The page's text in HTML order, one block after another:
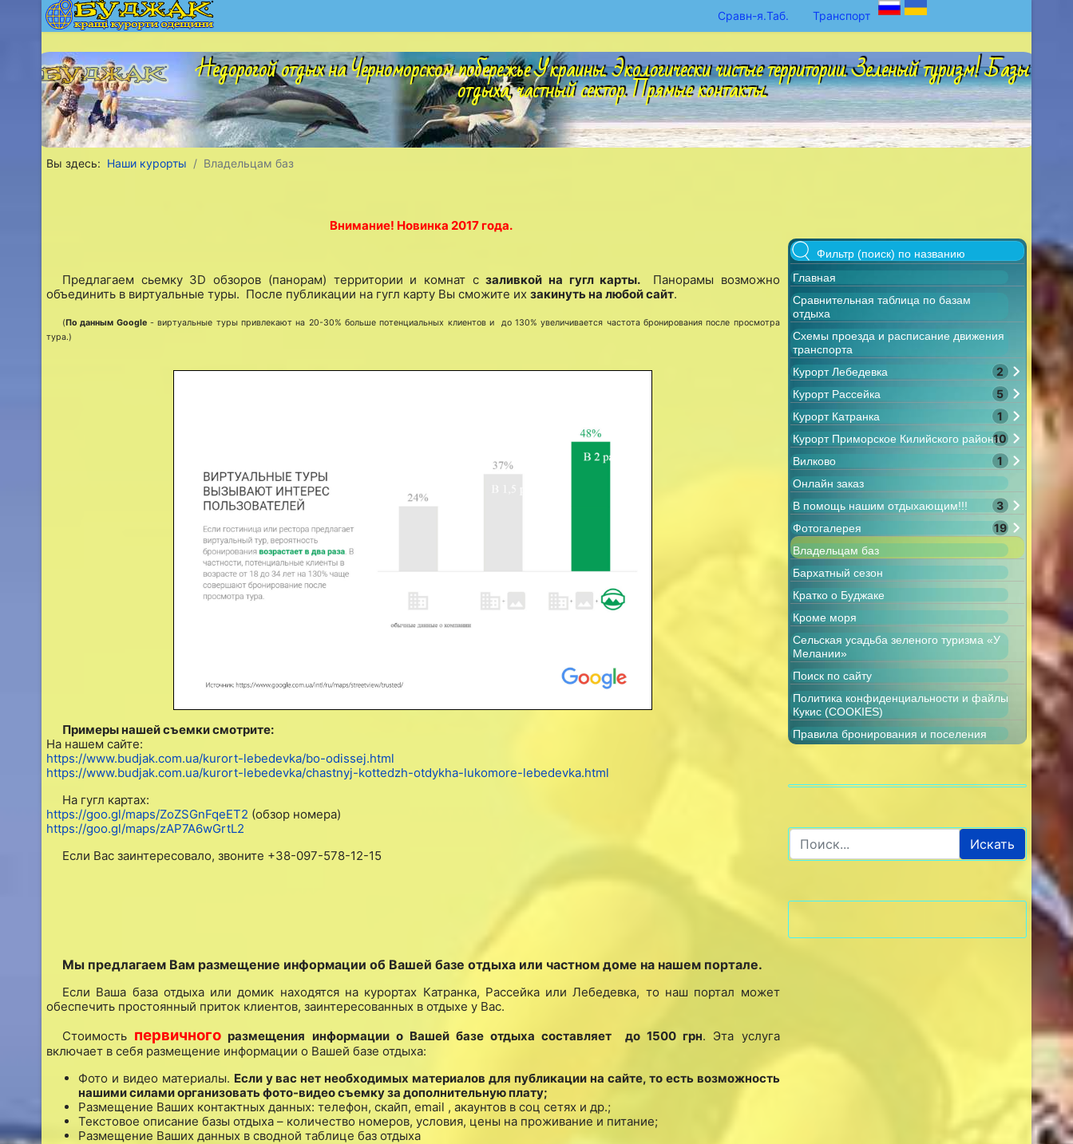
Сравн-я.Таб. Транспорт
Недорогой отдых на Черноморском побережье Украины. Экологически чистые территории. Зеленый туризм! Базы
отдыха, частный сектор. Прямые контакты.
Вы здесь: Наши курорты Владельцам баз
Внимание! Новинка 2017 года.
Предлагаем сьемку 3D обзоров (панорам) территории и комнат сзаливкой на гугл карты. Панорамы возможно
объединить в виртуальные туры. После публикации на гугл карту Вы сможите их закинуть на любой сайт.
(По данным Google- виртуальные туры привлекают на 20-30% больше потенциальных клиентов и до 130% увеличивается частота бронирования после просмотра
тура.)
Примеры нашей съемки смотрите:
На нашем сайте:
https://www.budjak.com.ua/kurort-lebedevka/bo-odissej.html
https://www.budjak.com.ua/kurort-lebedevka/chastnyj-kottedzh-otdykha-lukomore-lebedevka.html
На гугл картах:
https://goo.gl/maps/ZoZSGnFqeET2 (обзор номера)
https://goo.gl/maps/zAP7A6wGrtL2
Если Вас заинтересовало, звоните +38-097-578-12-15
Мы предлагаем Вам размещение информации об Вашей базе отдыха или частном доме на нашем портале.
Если Ваша база отдыха или домик находятся на курортах Катранка, Рассейка или Лебедевка, то наш портал может
обеспечить простоянный приток клиентов, заинтересованных в отдыхе у Вас.
Стоимость первичного размещения информации о Вашей базе отдыха составляет до 1500 грн. Эта услуга
включает в себя размещение информации о Вашей базе отдыха:
Фото и видео материалы. Если у вас нет необходимых материалов для публикации на сайте, то есть возможность
нашими силами организовать фото-видео съемку за дополнительную плату;
Размещение Ваших контактных данных: телефон, скайп, email , акаунтов в соц сетях и др.;
Текстовое описание базы отдыха – количество номеров, условия, цены на проживание и питание;
Размещение Ваших данных в сводной таблице баз отдыха
Главная
Сравнительная таблица по базам
отдыха
Схемы проезда и расписание движения
транспорта
Курорт Лебедевка
2
Курорт Рассейка 5
Курорт Катранка 1
Курорт Приморское Килийского района10
Вилково 1
Онлайн заказ
В помощь нашим отдыхающим!!!
3
Фотогалерея 19
Владельцам баз
Бархатный сезон
Кратко о Буджаке
Кроме моря
Сельская усадьба зеленого туризма «У
Мелании»
Поиск по сайту
Политика конфиденциальности и файлы
Кукис (COOKIES)
Правила бронирования и поселения
Искать